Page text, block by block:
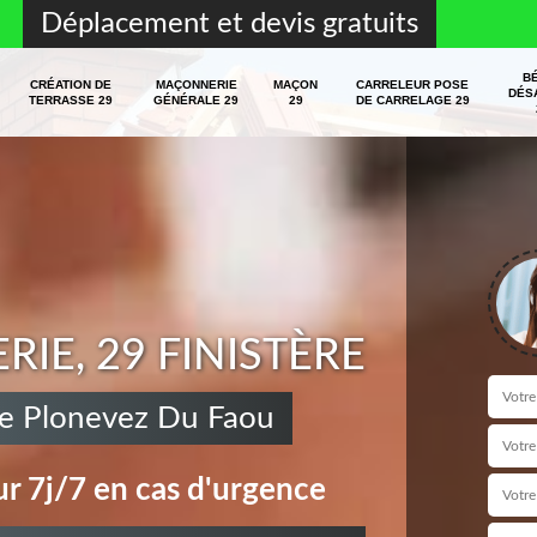
Déplacement et devis gratuits
CRÉATION DE
TERRASSE 29
MAÇONNERIE
GÉNÉRALE 29
MAÇON
29
CARRELEUR POSE
DE CARRELAGE 29
29 FINISTÈRE
Plonevez Du Faou
7j/7 en cas d'urgence